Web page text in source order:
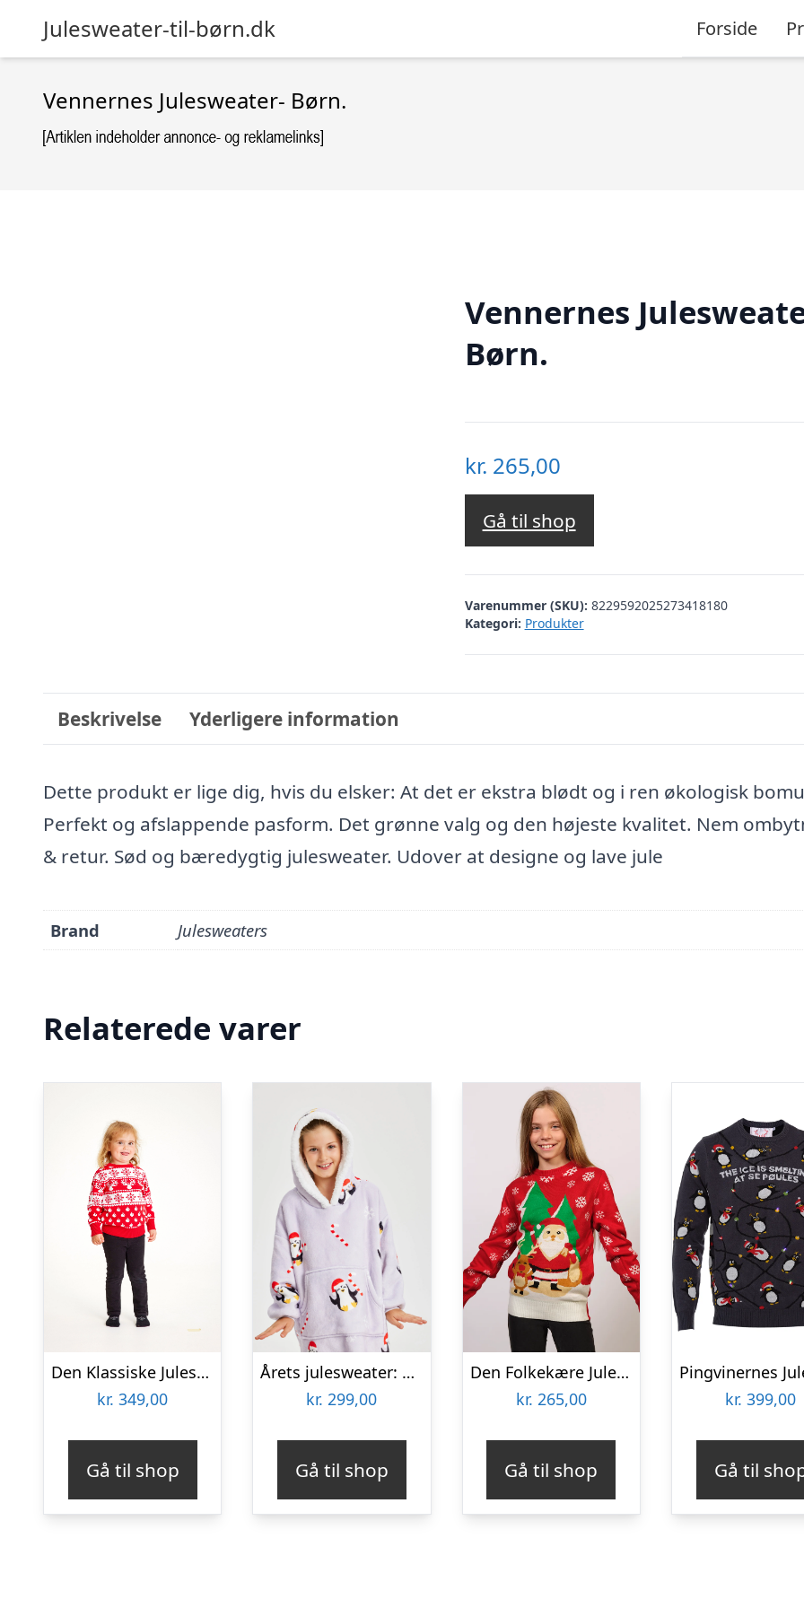
Julesweater-til-børn.dk Forside
Vennernes Julesweater- Børn.
Vennernes
Børn.
kr. 265,00
Gå til shop
Varenummer (SKU): 8229592025273418180
Kategori: Produkter
Beskrivelse Yderligere information
Dette produkt er lige dig, hvis du elsker: At det er ekstra blødt og i ren økologisk
Perfekt og afslappende pasform. Det grønne valg og den højeste kvalitet. Nem
& retur. Sød og bæredygtig julesweater. Udover at designe og lave jule
Brand Julesweaters
Relaterede varer
Den Klassiske Julesweater Rød – Børn.
kr. 349,00
Gå til shop
Årets julesweater: Penguin Dreamhoodie – Børn. Ugly Christmas Sweater lavet i Danmark
kr. 299,00
Gå til shop
Den Folkekære Julesweater – Børn.
kr. 265,00
Gå til shop
kr. 399,00
Gå til